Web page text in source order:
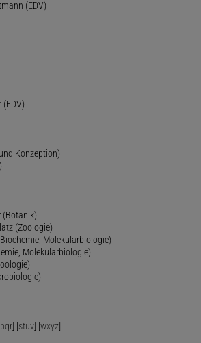
(EDV)
Konzeption)
(Botanik)
(Zoologie)
Molekularbiologie)
Molekularbiologie)
pqr] [stuv] [wxyz]